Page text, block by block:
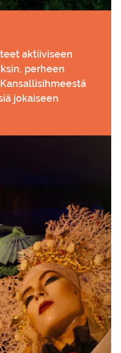
aktiiviseen
perheen
jokaiseen